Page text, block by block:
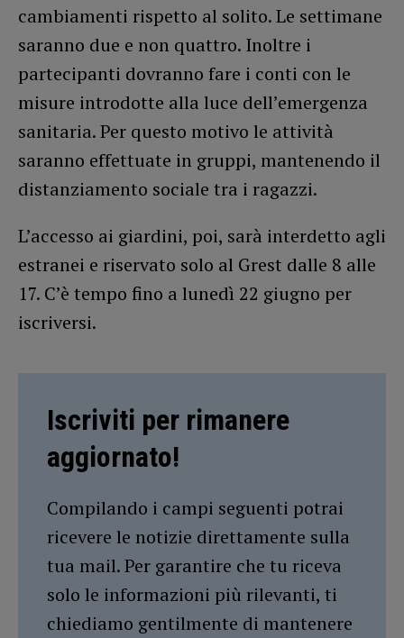
cambiamenti rispetto al solito. Le settimane
saranno due e non quattro. Inoltre i
partecipanti dovranno fare i conti con le
misure introdotte alla luce dell’emergenza
sanitaria. Per questo motivo le attività
saranno effettuate in gruppi, mantenendo il
distanziamento sociale tra i ragazzi.
L’accesso ai giardini, poi, sarà interdetto agli
estranei e riservato solo al Grest dalle 8 alle
17. C’è tempo fino a lunedì 22 giugno per
iscriversi.
Iscriviti per rimanere
aggiornato!
Compilando i campi seguenti potrai
ricevere le notizie direttamente sulla
tua mail. Per garantire che tu riceva
solo le informazioni più rilevanti, ti
chiediamo gentilmente di mantenere